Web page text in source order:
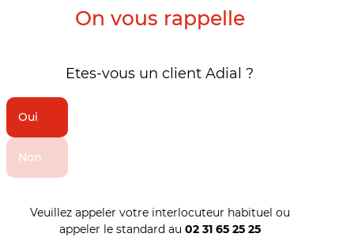
On vous rappelle
Etes-vous un client Adial ?
Oui
Non
Veuillez appeler votre interlocuteur habituel ou
appeler le standard au 02 31 65 25 25